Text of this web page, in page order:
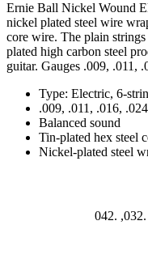
Ernie Ball Nickel Wound
nickel plated steel wire
core wire. The plain
plated high carbon steel
guitar. Gauges .009, .011,
Type: Electric, 6-
.009, .011, .016,
Balanced sound
Tin-plated hex steel
Nickel-plated steel